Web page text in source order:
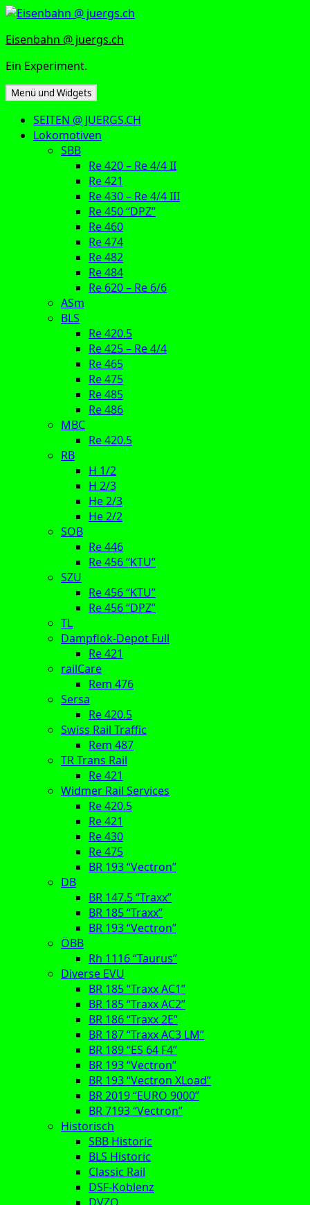
Zum
springen
Eisenbahn @ juergs.ch
Ein Experiment.
Menü und Widgets
SEITEN @ JUERGS.CH
Lokomotiven
SBB
Re 420 – Re 4/4 II
Re 421
Re 430 – Re 4/4 III
Re 450 “DPZ”
Re 460
Re 474
Re 482
Re 484
Re 620 – Re 6/6
ASm
BLS
Re 420.5
Re 425 – Re 4/4
Re 465
Re 475
Re 485
Re 486
MBC
Re 420.5
RB
H 1/2
H 2/3
He 2/3
He 2/2
SOB
Re 446
Re 456 “KTU”
SZU
Re 456 “KTU”
Re 456 “DPZ”
TL
Dampflok-Depot Full
Re 421
railCare
Rem 476
Sersa
Re 420.5
Swiss Rail Traffic
Rem 487
TR Trans Rail
Re 421
Widmer Rail Services
Re 420.5
Re 421
Re 430
Re 475
BR 193 “Vectron”
DB
BR 147.5 “Traxx”
BR 185 “Traxx”
BR 193 “Vectron”
ÖBB
Rh 1116 “Taurus”
Diverse EVU
BR 185 “Traxx AC1”
BR 185 “Traxx AC2”
BR 186 “Traxx 2E”
BR 187 “Traxx AC3 LM”
BR 189 “ES 64 F4”
BR 193 “Vectron”
BR 193 “Vectron XLoad”
BR 2019 “EURO 9000”
BR 7193 “Vectron”
Historisch
SBB Historic
BLS Historic
Classic Rail
DSF-Koblenz